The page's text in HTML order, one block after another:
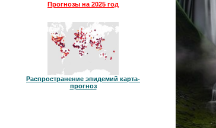
Прогнозы на 2025 год
Распространение эпидемий карта-
прогноз